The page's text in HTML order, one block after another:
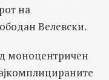
на
Велевски.
моноцентричен